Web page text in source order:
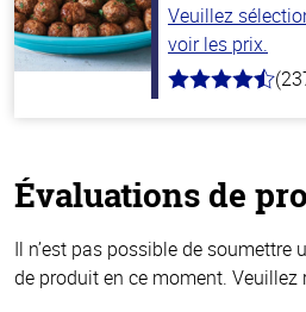
Veuillez
voir les prix.
4.6
Évaluations de
Il n’est pas possible de soumettre
de produit en ce moment. Veuillez